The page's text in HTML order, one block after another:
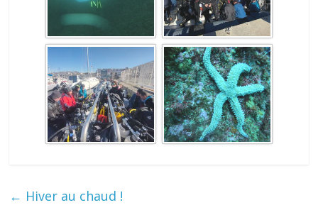
← Hiver au chaud !